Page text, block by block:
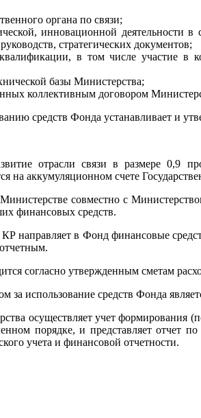
органа по связи;
инновационной деятельности
стратегических документов;
в том числе участие в
базы Министерства;
коллективным договором
средств Фонда устанавливает и
отрасли связи в размере 0,9
на аккумуляционном счете
Министерстве совместно с
финансовых средств.
направляет в Фонд финансовые
согласно утвержденным сметам
за использование средств Фонда
осуществляет учет формирования
порядке, и представляет отчет
учета и финансовой отчетности.